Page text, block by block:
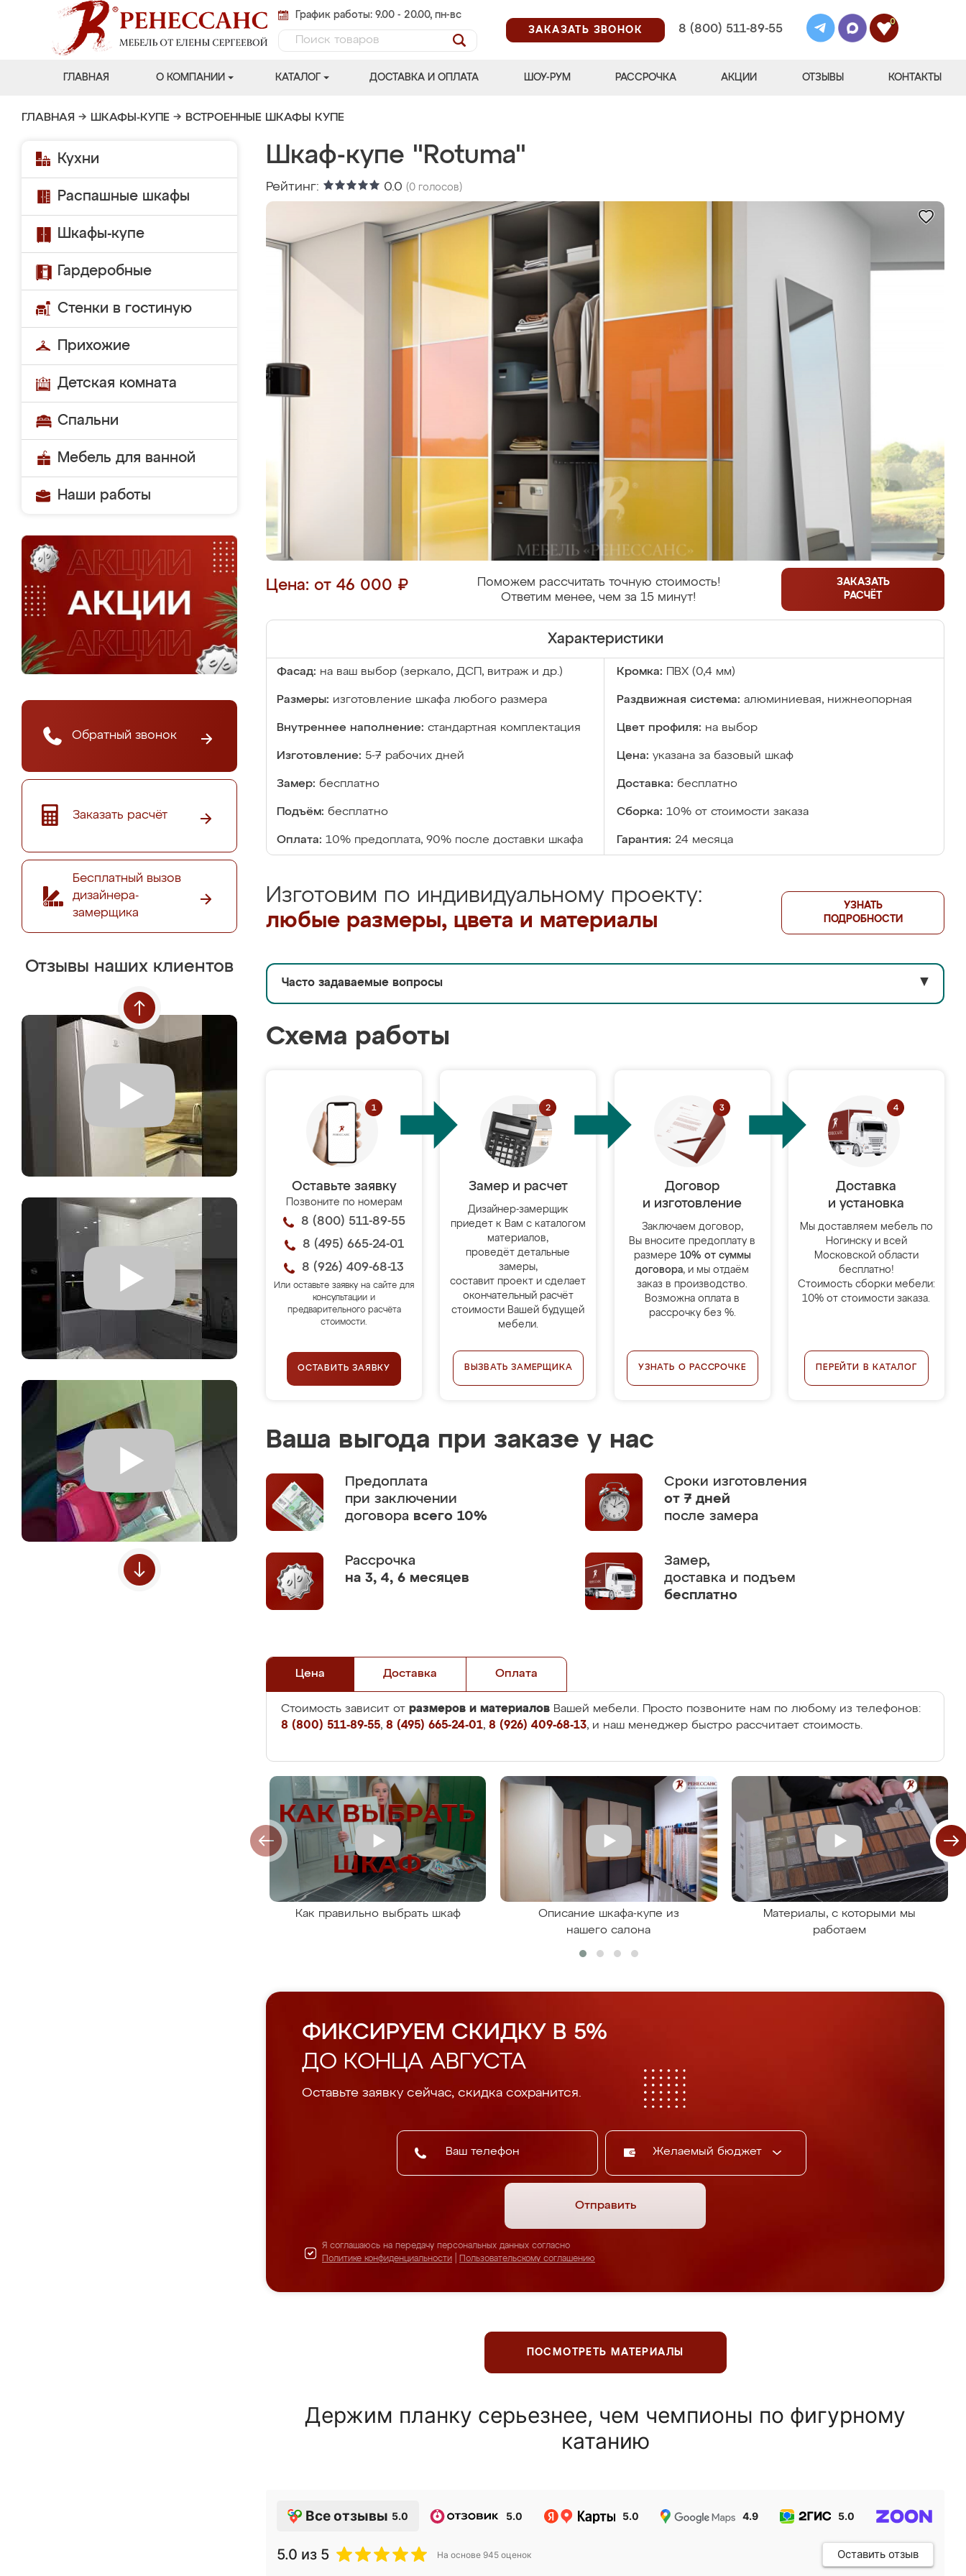
График работы: 9.00 - 20.00, пн-вс
ЗАКАЗАТЬ ЗВОНОК
8 (800) 511-89-55
0
ГЛАВНАЯ О КОМПАНИИ КАТАЛОГ ДОСТАВКА И ОПЛАТА ШОУ-РУМ РАССРОЧКА АКЦИИ ОТЗЫВЫ КОНТАКТЫ
ГЛАВНАЯ → ШКАФЫ-КУПЕ → ВСТРОЕННЫЕ ШКАФЫ КУПЕ
Кухни
Распашные шкафы
Шкафы-купе
Гардеробные
Стенки в гостиную
Прихожие
Детская комната
Спальни
Мебель для ванной
Наши работы
Обратный звонок
Заказать расчёт
Бесплатный вызов
дизайнера-
замерщика
Отзывы наших клиентов
Шкаф-купе "Rotuma"
Рейтинг: 0.0 (0 голосов)
Цена: от 46 000 ₽
Поможем рассчитать точную стоимость!
Ответим менее, чем за 15 минут!
ЗАКАЗАТЬ
РАСЧЁТ
Характеристики
Фасад: на ваш выбор (зеркало, ДСП, витраж и др.) Кромка: ПВХ (0,4 мм)
Размеры: изготовление шкафа любого размера Раздвижная система: алюминиевая, нижнеопорная
Внутреннее наполнение: стандартная комплектация Цвет профиля: на выбор
Изготовление: 5-7 рабочих дней Цена: указана за базовый шкаф
Замер: бесплатно Доставка: бесплатно
Подъём: бесплатно Сборка: 10% от стоимости заказа
Оплата: 10% предоплата, 90% после доставки шкафа Гарантия: 24 месяца
Изготовим по индивидуальному проекту:
любые размеры, цвета и материалы
УЗНАТЬ
ПОДРОБНОСТИ
Часто задаваемые вопросы ▼
Схема работы
Оставьте заявку
Позвоните по номерам
8 (800) 511-89-55
8 (495) 665-24-01
8 (926) 409-68-13
Или оставьте заявку на сайте для
консультации и
предварительного расчёта
стоимости.
ОСТАВИТЬ ЗАЯВКУ
Замер и расчет
Дизайнер-замерщик
приедет к Вам с каталогом
материалов,
проведёт детальные
замеры,
составит проект и сделает
окончательный расчёт
стоимости Вашей будущей
мебели.
ВЫЗВАТЬ ЗАМЕРЩИКА
Договор
и изготовление
Заключаем договор,
Вы вносите предоплату в
размере 10% от суммы
договора, и мы отдаём
заказ в производство.
Возможна оплата в
рассрочку без %.
УЗНАТЬ О РАССРОЧКЕ
Доставка
и установка
Мы доставляем мебель по
Ногинску и всей
Московской области
бесплатно!
Стоимость сборки мебели:
10% от стоимости заказа.
ПЕРЕЙТИ В КАТАЛОГ
Ваша выгода при заказе у нас
Предоплата
при заключении
договора всего 10%
Сроки изготовления
от 7 дней
после замера
Рассрочка
на 3, 4, 6 месяцев
Замер,
доставка и подъем
бесплатно
Цена Доставка Оплата
Стоимость зависит от размеров и материалов Вашей мебели. Просто позвоните нам по любому из телефонов:
8 (800) 511-89-55, 8 (495) 665-24-01, 8 (926) 409-68-13, и наш менеджер быстро рассчитает стоимость.
Как правильно выбрать шкаф
Описание шкафа-купе из
нашего салона
Материалы, с которыми мы
работаем
ФИКСИРУЕМ СКИДКУ В 5%
ДО КОНЦА АВГУСТА
Оставьте заявку сейчас, скидка сохранится.
Желаемый бюджет
Отправить
Я соглашаюсь на передачу персональных данных согласно
Политике конфиденциальности
Пользовательскому соглашению
ПОСМОТРЕТЬ МАТЕРИАЛЫ
Держим планку серьезнее, чем чемпионы по фигурному
катанию
Все отзывы 5.0 5.0 5.0 4.9 5.0
5.0 из 5 На основе 945 оценок Оставить отзыв